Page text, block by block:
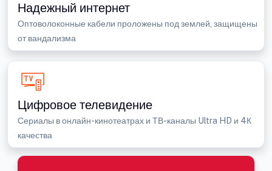
Надежный интернет
Оптоволоконные кабели проложены под землей, защищены
от вандализма
Цифровое телевидение
Сериалы в онлайн-кинотеатрах и ТВ-каналы Ultra HD и 4К
качества